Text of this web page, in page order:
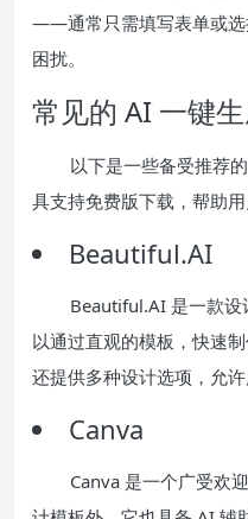
——通常只需填写表单或选
困扰。
常见的 AI 一键
以下是一些备受推荐
具支持免费版下载，帮助
Beautiful.AI
Beautiful.AI 是一款设
以通过直观的模板，快速
还提供多种设计选项，允
Canva
Canva 是一个广受欢